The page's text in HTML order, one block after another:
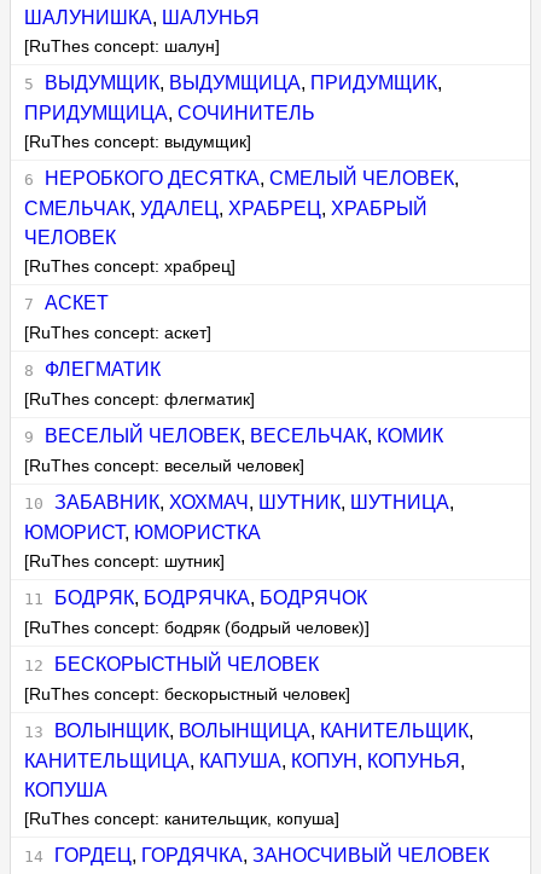
ШАЛУНИШКА, ШАЛУНЬЯ
[RuThes concept: шалун]
ВЫДУМЩИК, ВЫДУМЩИЦА, ПРИДУМЩИК,
ПРИДУМЩИЦА,СОЧИНИТЕЛЬ
[RuThes concept: выдумщик]
НЕРОБКОГО ДЕСЯТКА, СМЕЛЫЙ ЧЕЛОВЕК,
СМЕЛЬЧАК,УДАЛЕЦ , ХРАБРЕЦ , ХРАБРЫЙ
ЧЕЛОВЕК
[RuThes concept: храбрец]
АСКЕТ
[RuThes concept: аскет]
ФЛЕГМАТИК
[RuThes concept: флегматик]
ВЕСЕЛЫЙ ЧЕЛОВЕК, ВЕСЕЛЬЧАК, КОМИК
[RuThes concept: веселый человек]
ЗАБАВНИК, ХОХМАЧ , ШУТНИК, ШУТНИЦА,
ЮМОРИСТ, ЮМОРИСТКА
[RuThes concept: шутник]
БОДРЯК, БОДРЯЧКА, БОДРЯЧОК
[RuThes concept: бодряк (бодрый человек)]
БЕСКОРЫСТНЫЙ ЧЕЛОВЕК
[RuThes concept: бескорыстный человек]
ВОЛЫНЩИК, ВОЛЫНЩИЦА, КАНИТЕЛЬЩИК,
КАНИТЕЛЬЩИЦА, КАПУША, КОПУН , КОПУНЬЯ ,
КОПУША
[RuThes concept: канительщик, копуша]
ГОРДЕЦ , ГОРДЯЧКА, ЗАНОСЧИВЫЙ ЧЕЛОВЕК